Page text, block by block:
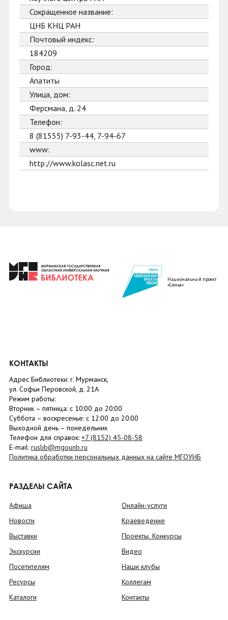
Сокращенное название:
ЦНБ КНЦ РАН
Почтовый индекс:
184209
Город:
Апатиты
Улица, дом:
Ферсмана, д. 24
Телефон:
8 (81555) 7-93-44, 7-94-67
www:
http://www.kolasc.net.ru
Национальный проект
«Семья»
КОНТАКТЫ
Адрес Библиотеки: г. Мурманск,
ул. Софьи Перовской, д. 21А
Режим работы:
Вторник – пятница: с 10:00 до 20:00
Суббота – воскресенье: c 12:00 до 20:00
Выходной день – понедельник
Телефон для справок: +7 (8152) 45-08-58
E-mail: ruslib@mgounb.ru
Политика обработки персональных данных на сайте МГОУНБ
РАЗДЕЛЫ САЙТА
Афиша
Новости
Выставки
Экскурсии
Посетителям
Ресурсы
Каталоги
Онлайн-услуги
Краеведение
Проекты. Конкурсы
Видео
Наши клубы
Коллегам
Контакты